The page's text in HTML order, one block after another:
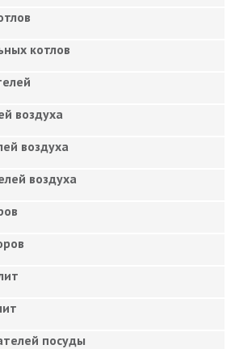
котлов
воздуха
воздуха
воздуха
посуды